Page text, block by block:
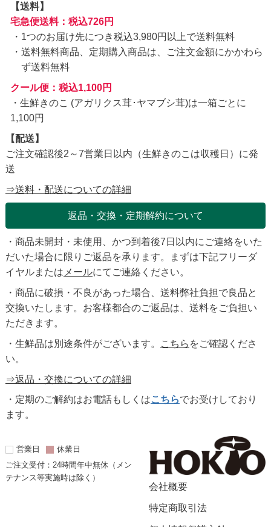
【送料】
宅急便送料：税込726円
1つのお届け先につき税込3,980円以上で送料無料
送料無料商品、定期購入商品は、ご注文金額にかかわら
ず送料無料
クール便：税込1,100円
・生鮮きのこ (アガリクス茸･ヤマブシ茸)は一箱ごとに
1,100円
【配送】
ご注文確認後2～7営業日以内（生鮮きのこは収穫日）に発
送
⇒送料・配送についての詳細
返品・交換・定期解約について
・商品未開封・未使用、かつ到着後7日以内にご連絡をいた
だいた場合に限りご返品を承ります。まずは下記フリーダ
イヤルまたは メールにてご連絡ください。
・商品に破損・不良があった場合、送料弊社負担で良品と
交換いたします。お客様都合のご返品は、送料をご負担い
ただきます。
・生鮮品は別途条件がございます。
こちら をご確認くださ
い。
⇒返品・交換についての詳細
・定期のご解約はお電話もしくはこちらでお受けしており
ます。
営業日
休業日
ご注文受付：24時間年中無休（メン
テナンス等実施時は除く）
会社概要
特定商取引法